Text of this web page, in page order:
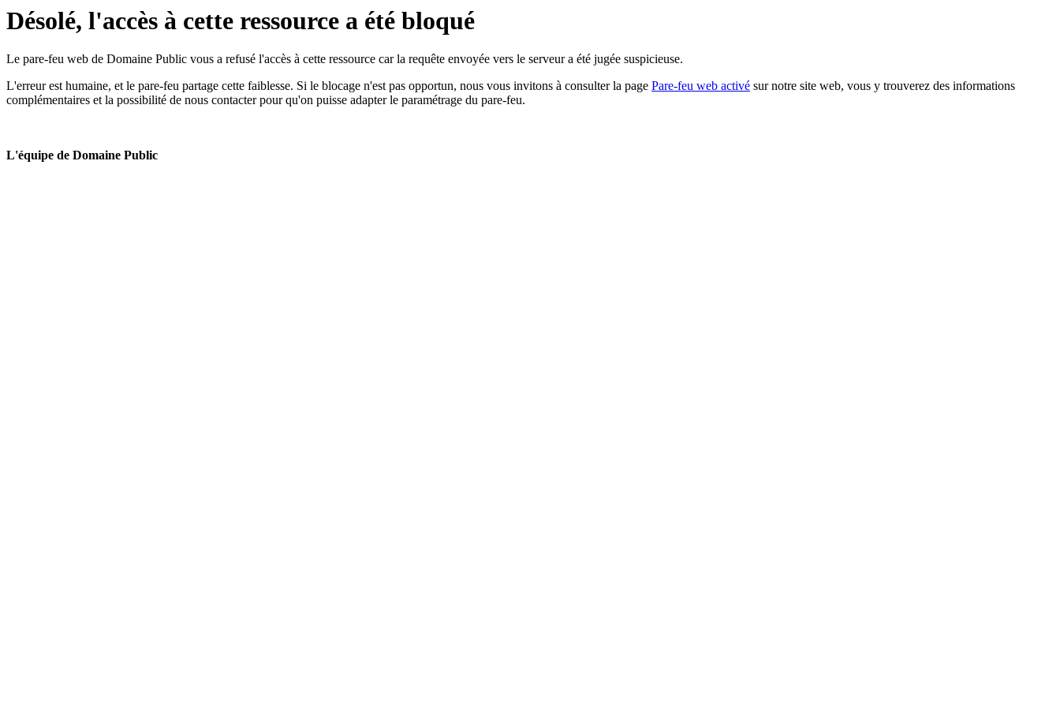
Désolé, l'accès à cette ressource a été bloqué
Le pare-feu web de Domaine Public vous a refusé l'accès à cette ressource car la requête envoyée vers le serveur a été jugée suspicieuse.
L'erreur est humaine, et le pare-feu partage cette faiblesse. Si le blocage n'est pas opportun, nous vous invitons à consulter la page Pare-feu web activé sur notre site web, vous y trouverez des informations
complémentaires et la possibilité de nous contacter pour qu'on puisse adapter le paramétrage du pare-feu.
L'équipe de Domaine Public